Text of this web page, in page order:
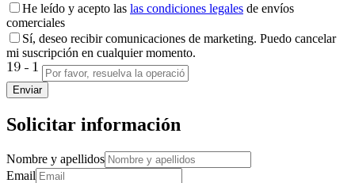
He leído y acepto las las condiciones legales de envíos
comerciales
Sí, deseo recibir comunicaciones de marketing. Puedo cancelar
mi suscripción en cualquier momento.
Enviar
Solicitar información
Nombre y apellidos
Email